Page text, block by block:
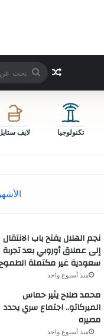
مقال عشوائي
بحث
عن
تكنولوجيا لايف
الأشهر
نجم الهلال يفتح باب الانتقال
إلى عملاق أوروبي بعد تجربة
سعودية غير مكتملة
منذ أسبوع واحد
محمد صلاح يثير حماس
الميركاتو.. اجتماع سري يحدد
مصيره
منذ أسبوع واحد